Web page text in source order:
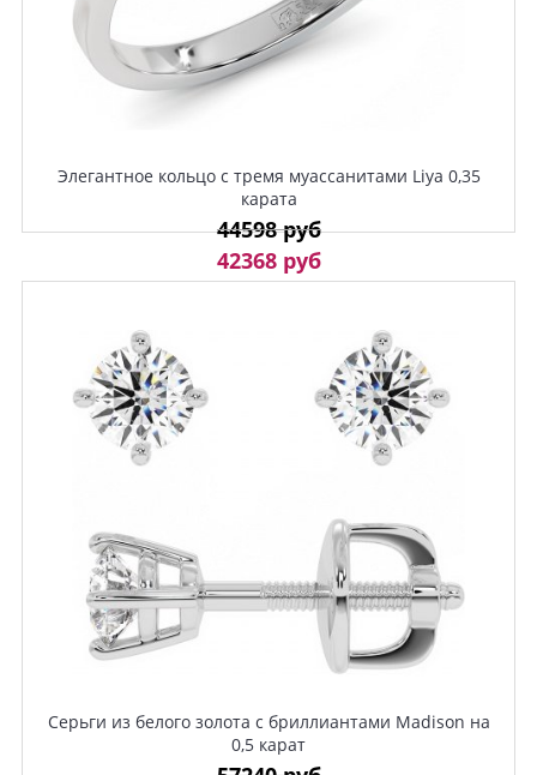
Элегантное кольцо с тремя муассанитами Liya 0,35
карата
44598 руб
42368 руб
Серьги из белого золота с бриллиантами Madison на
0,5 карат